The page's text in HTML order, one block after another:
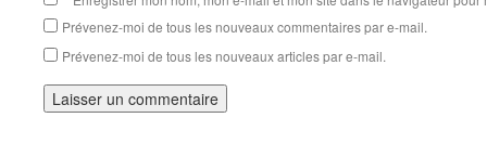
Prévenez-moi de tous les nouveaux commentaires par e-mail.
Prévenez-moi de tous les nouveaux articles par e-mail.